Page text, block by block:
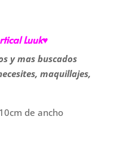
Luuk♥
y mas buscados
maquillajes,
de ancho